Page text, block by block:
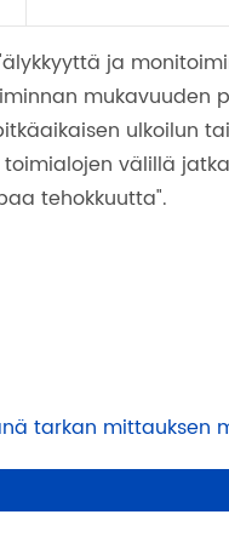
ja
mukavuuden
ulkoilun
välillä
tehokkuutta".
tarkan mittauksen